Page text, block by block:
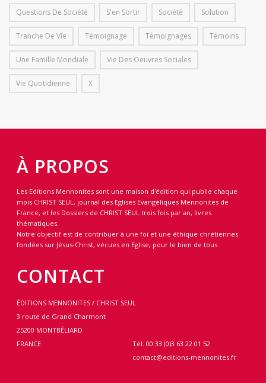
Questions De Société S'en Sortir Société Solution
Tranche De Vie Témoignage Témoignages Témoins
Une Famille Mondiale Vie Des Oeuvres Sociales
Vie Quotidienne X
À PROPOS
Les Editions Mennonites sont une maison d'édition qui publie chaque
mois CHRIST SEUL, journal des Eglises Evangéliques Mennonites de
France, et les Dossiers de CHRIST SEUL trois fois par an, livres
thématiques.
Notre objectif est de contribuer à une foi et une éthique chrétiennes
fondées sur Jésus-Christ, vécues en Eglise, pour le bien de tous.
CONTACT
ÉDITIONS MENNONITES / CHRIST SEUL
3 route de Grand Charmont
25200 MONTBÉLIARD
FRANCE
Tél. 00 33 (0)3 63 22 01 52
contact@editions-mennonites.fr